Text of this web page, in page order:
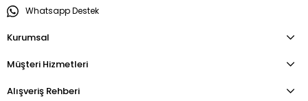
Whatsapp Destek
Kurumsal
Müşteri Hizmetleri
Alışveriş Rehberi